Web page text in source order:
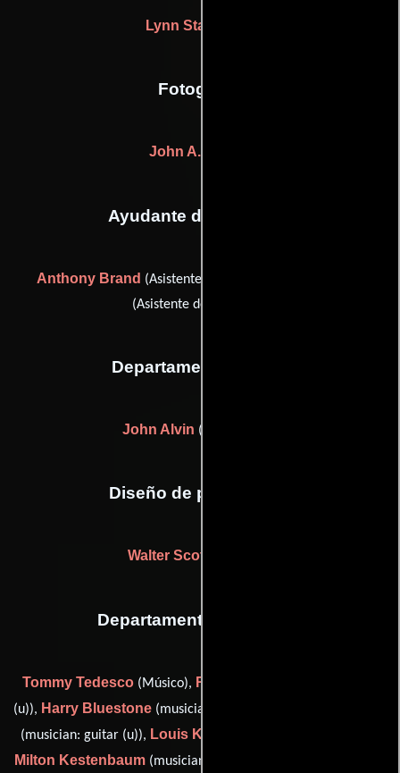
Lynn Stalmaster
Fotografia
John A. Alonzo
Ayudante de dirección
Anthony Brand (Asistente de dirección) y
(Asistente de dirección)
Departamento de arte
John Alvin (poster artist)
Diseño de producción
Walter Scott Herndon
Departamento de musica
Tommy Tedesco(Músico), Robert Bain
(u)), Harry Bluestone (musician: violin (u)),
(musician: guitar (u)), Louis Kaufman
Milton Kestenbaum (musician: bass (u)),